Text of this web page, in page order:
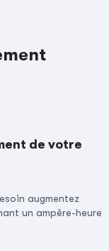
de votre
augmentez
un ampère-heure